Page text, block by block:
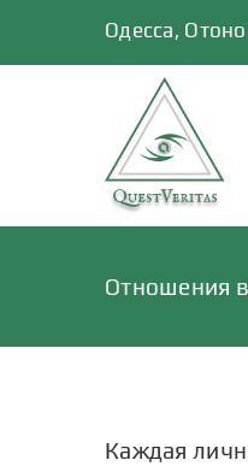
Одесса,
Отношения
Каждая